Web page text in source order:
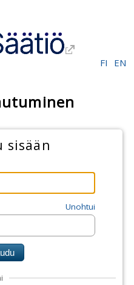
FI EN
sisään
Unohtui